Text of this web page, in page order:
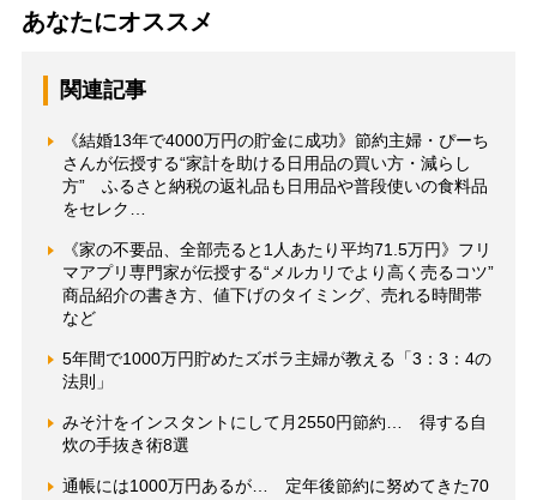
あなたにオススメ
関連記事
《結婚13年で4000万円の貯金に成功》節約主婦・ぴーち
さんが伝授する“家計を助ける日用品の買い方・減らし
方” ふるさと納税の返礼品も日用品や普段使いの食料品
をセレク…
《家の不要品、全部売ると1人あたり平均71.5万円》フリ
マアプリ専門家が伝授する“メルカリでより高く売るコツ”
商品紹介の書き方、値下げのタイミング、売れる時間帯
など
5年間で1000万円貯めたズボラ主婦が教える「3：3：4の
法則」
みそ汁をインスタントにして月2550円節約… 得する自
炊の手抜き術8選
通帳には1000万円あるが… 定年後節約に努めてきた70